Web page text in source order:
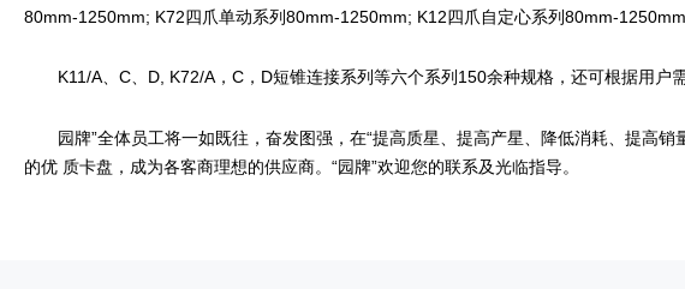
80mm-1250mm; K72四爪单动系列80mm-1250mm; K12四爪自定心系列80mm-1250mm
K11/A、C、D, K72/A，C，D短锥连接系列等六个系列150余种规格，还可根据用户
园牌”全体员工将一如既往，奋发图强，在“提高质星、提高产星、降低消耗、提高
的优 质卡盘，成为各客商理想的供应商。“园牌”欢迎您的联系及光临指导。